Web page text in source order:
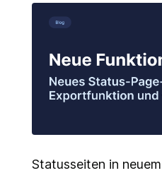
Alarmierung und
Abrechnung
Anruf Routing
Mobile Version
Statusseiten in